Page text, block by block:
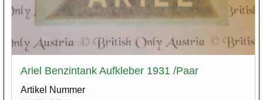
Ariel Benzintank Aufkleber 1931 /Paar
Artikel Nummer